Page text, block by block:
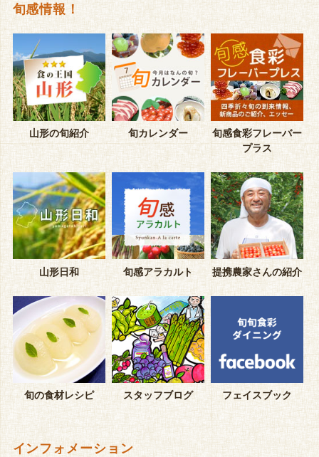
旬感情報！
山形の旬紹介 旬カレンダー
旬感食彩フレーバー
プラス
山形日和 旬感アラカルト 提携農家さんの紹介
旬の食材レシピ スタッフブログ フェイスブック
インフォメーション